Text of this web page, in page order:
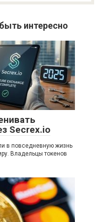
интересно
Secrex.io
в повседневную жизнь
Владельцы токенов